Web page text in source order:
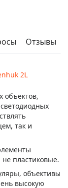
Отзывы
2L
объектов,
так и
пластиковые.
объективы
высокую